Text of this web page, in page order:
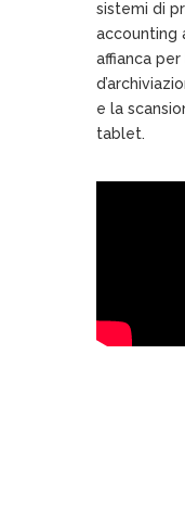
sistemi di
accounting
affianca
e la
tablet.